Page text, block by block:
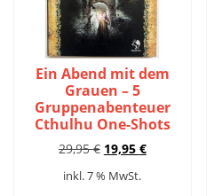
Ein Abend mit dem
Grauen – 5
Gruppenabenteuer
Cthulhu One-Shots
29,95€ Ursprünglicher
war:
19,95 €Aktueller
inkl. 7 % MwSt.